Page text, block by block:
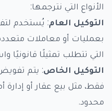
الأنواع التي نترجمها:
التوكيل العام: يُستخدم
بعمليات أو معاملات
التي تتطلب تمثيلًا قانونيًا
التوكيل الخاص: يتم
فقط، مثل بيع عقار أو
محدود.